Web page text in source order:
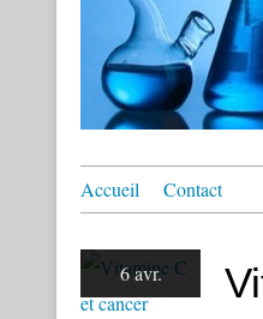
Accueil Contact
6 avr.